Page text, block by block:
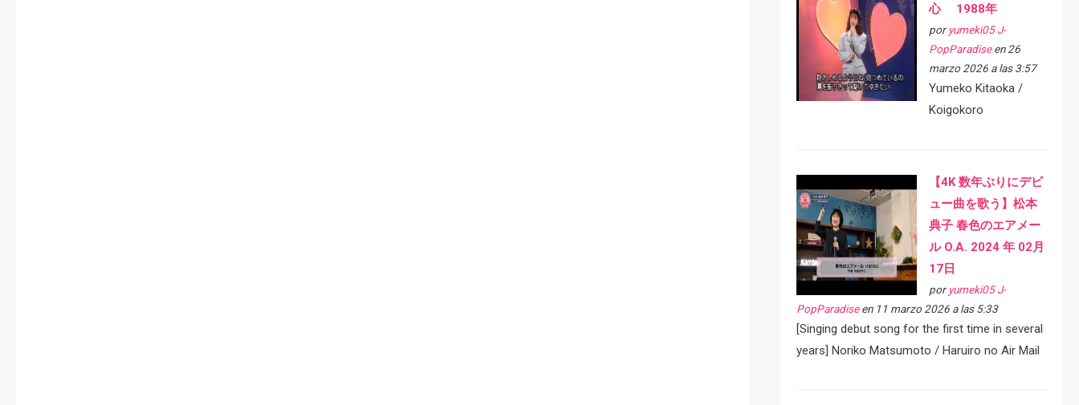
心 1988年
por yumeki05 J-
PopParadiseen 26
marzo 2026 a las 3:57
Yumeko Kitaoka /
Koigokoro
【4K 数年ぶりにデビ
ュー曲を歌う】松本
典子 春色のエアメー
ル O.A. 2024 年 02月
17日
por yumeki05 J-
PopParadiseen 11 marzo 2026 a las 5:33
[Singing debut song for the first time in several
years] Noriko Matsumoto / Haruiro no Air Mail